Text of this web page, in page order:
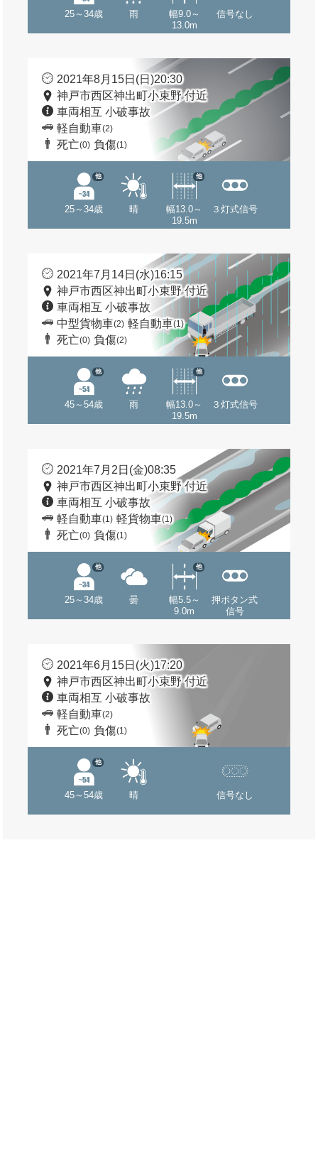
25～34歳 雨
幅9.0～
13.0m
信号なし
2021年8月15日(日)20:30
神戸市西区神出町小束野 付近
車両相互 小破事故
軽自動車(2)
死亡(0) 負傷(1)
25～34歳
他
晴
幅13.0～
19.5m
他
３灯式信号
2021年7月14日(水)16:15
神戸市西区神出町小束野 付近
車両相互 小破事故
中型貨物車(2) 軽自動車(1)
死亡(0) 負傷(2)
45～54歳
他
雨
幅13.0～
19.5m
他
３灯式信号
2021年7月2日(金)08:35
神戸市西区神出町小束野 付近
車両相互 小破事故
軽自動車(1) 軽貨物車(1)
死亡(0) 負傷(1)
25～34歳
他
曇
幅5.5～
9.0m
他
押ボタン式
信号
2021年6月15日(火)17:20
神戸市西区神出町小束野 付近
車両相互 小破事故
軽自動車(2)
死亡(0) 負傷(1)
45～54歳
他
晴 信号なし